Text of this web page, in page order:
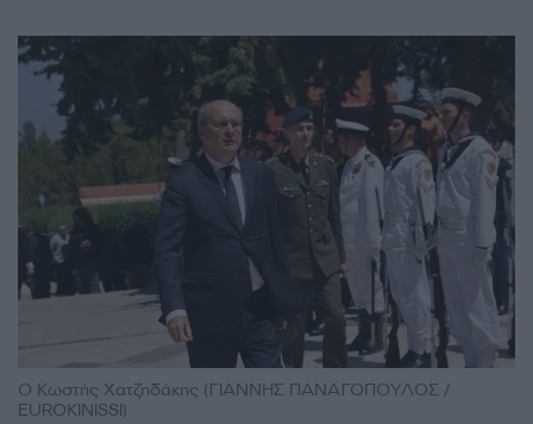
Ο Κωστής Χατζηδάκης (ΓΙΑΝΝΗΣ ΠΑΝΑΓΟΠΟΥΛΟΣ /
EUROKINISSI)